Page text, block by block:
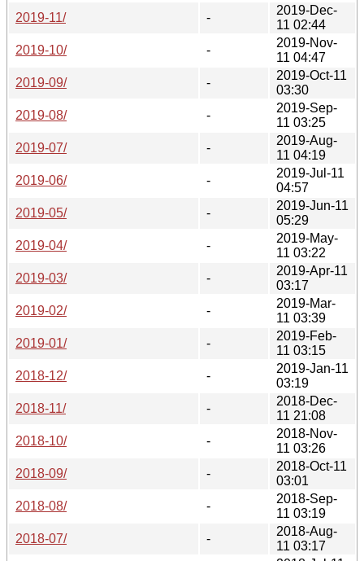
2019-11/
-
2019-Dec-
11 02:44
2019-10/
-
2019-Nov-
11 04:47
2019-09/
-
2019-Oct-11
03:30
2019-08/
-
2019-Sep-
11 03:25
2019-07/
-
2019-Aug-
11 04:19
2019-06/
-
2019-Jul-11
04:57
2019-05/
-
2019-Jun-11
05:29
2019-04/
-
2019-May-
11 03:22
2019-03/
-
2019-Apr-11
03:17
2019-02/
-
2019-Mar-
11 03:39
2019-01/
-
2019-Feb-
11 03:15
2018-12/
-
2019-Jan-11
03:19
2018-11/
-
2018-Dec-
11 21:08
2018-10/
-
2018-Nov-
11 03:26
2018-09/
-
2018-Oct-11
03:01
2018-08/
-
2018-Sep-
11 03:19
2018-07/
-
2018-Aug-
11 03:17